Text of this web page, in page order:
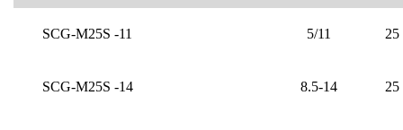
SCG-M25S -11 5/11 25
SCG-M25S -14 8.5-14 25